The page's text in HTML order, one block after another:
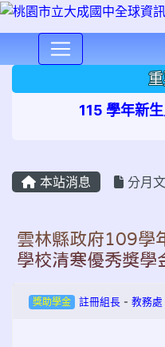
115 學年新
本站消息 分月
雲林縣政府109學
學校清寒優秀獎學
獎助學金 註冊組長- 教務處